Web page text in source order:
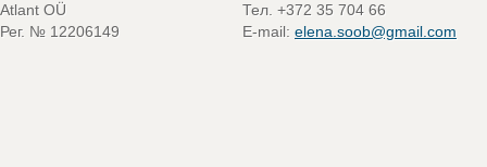
Atlant OÜ
Рег. № 12206149
Тел. +372 35 704 66
E-mail: elena.soob@gmail.com